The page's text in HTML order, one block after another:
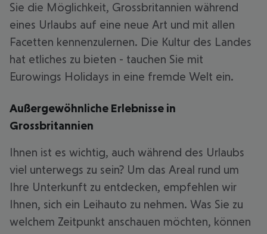
Sie die Möglichkeit, Grossbritannien während
eines Urlaubs auf eine neue Art und mit allen
Facetten kennenzulernen. Die Kultur des Landes
hat etliches zu bieten - tauchen Sie mit
Eurowings Holidays in eine fremde Welt ein.
Außergewöhnliche Erlebnisse in
Grossbritannien
Ihnen ist es wichtig, auch während des Urlaubs
viel unterwegs zu sein? Um das Areal rund um
Ihre Unterkunft zu entdecken, empfehlen wir
Ihnen, sich ein Leihauto zu nehmen. Was Sie zu
welchem Zeitpunkt anschauen möchten, können